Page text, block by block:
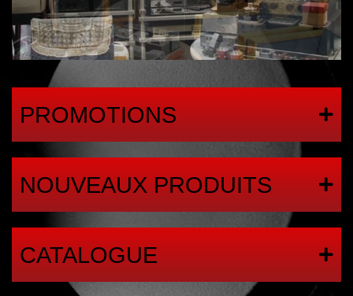
PROMOTIONS
NOUVEAUX PRODUITS
CATALOGUE